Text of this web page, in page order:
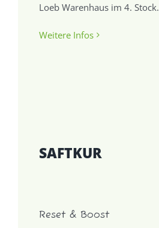
Loeb Warenhaus im 4. Stock.
Weitere Infos
SAFTKUR
Reset & Boost